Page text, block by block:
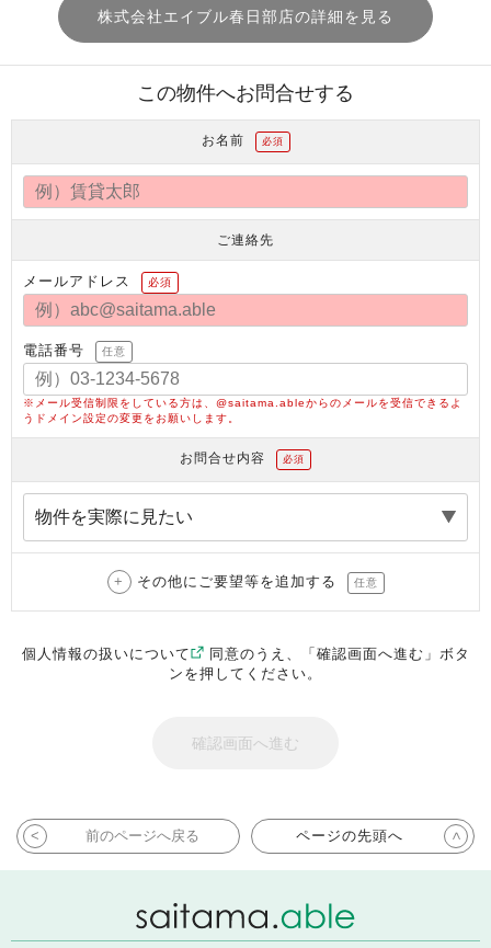
株式会社エイブル春日部店の詳細を見る
この物件へお問合せする
お名前 必須
ご連絡先
メールアドレス 必須
電話番号 任意
※メール受信制限をしている方は、@saitama.ableからのメールを受信できるよ
うドメイン設定の変更をお願いします。
お問合せ内容 必須
その他にご要望等を追加する 任意
個人情報の扱いについて
同意のうえ、「確認画面へ進む」ボタ
ンを押してください。
前のページへ戻る ページの先頭へ